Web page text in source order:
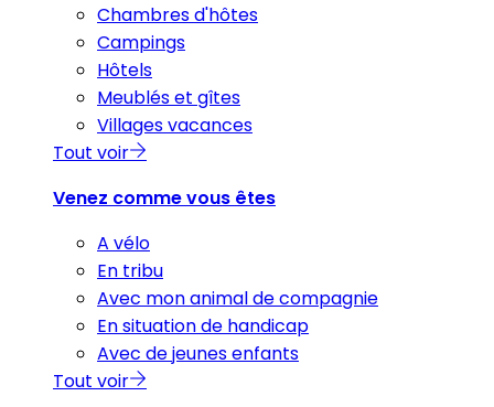
Chambres d'hôtes
Campings
Hôtels
Meublés et gîtes
Villages vacances
Tout voir
Venez comme vous êtes
A vélo
En tribu
Avec mon animal de compagnie
En situation de handicap
Avec de jeunes enfants
Tout voir